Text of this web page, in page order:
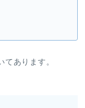
てあります。